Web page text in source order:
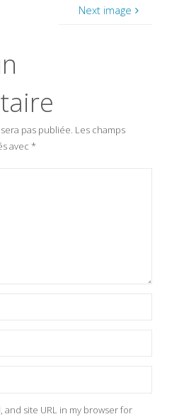
Next image
pas publiée. Les champs
avec *
and site URL in my browser for